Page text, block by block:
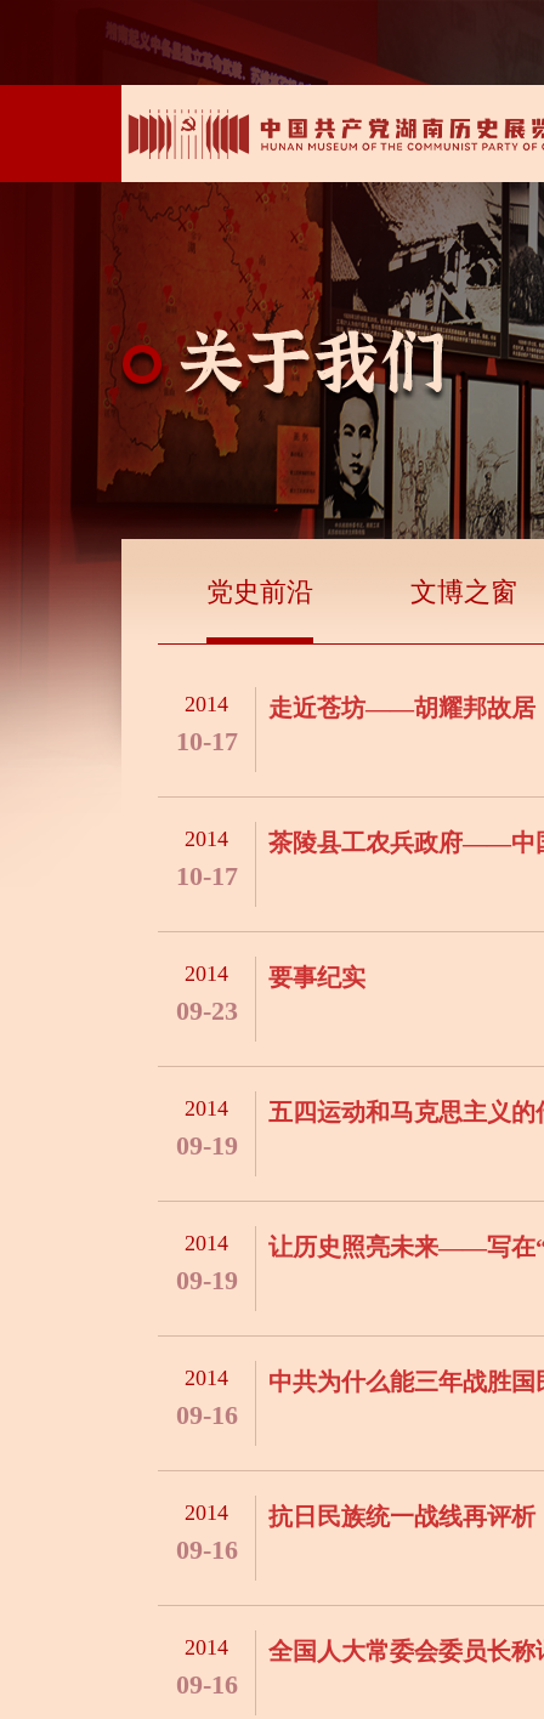
党史前沿 文博之窗
2014
10-17
走近苍坊——胡耀邦故居
2014
10-17
茶陵县工农兵政府——中
2014
09-23
要事纪实
2014
09-19
五四运动和马克思主义的
2014
09-19
让历史照亮未来——写在
2014
09-16
中共为什么能三年战胜国
2014
09-16
抗日民族统一战线再评析
2014
09-16
全国人大常委会委员长